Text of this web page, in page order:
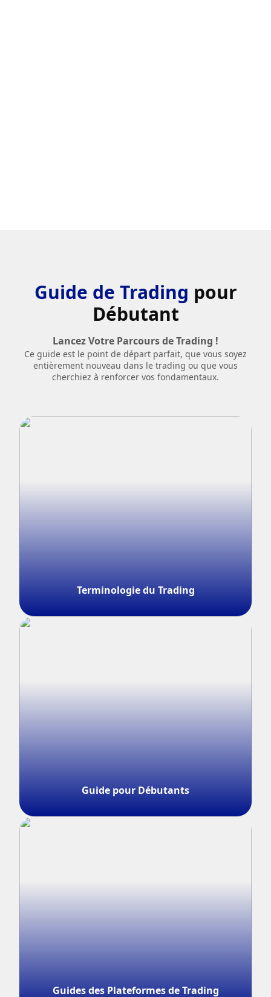
Guide de Trading pour
Débutant
Lancez Votre Parcours de Trading !
Ce guide est le point de départ parfait, que vous soyez
entièrement nouveau dans le trading ou que vous
cherchiez à renforcer vos fondamentaux.
Terminologie du Trading
Guide pour Débutants
Guides des Plateformes de Trading